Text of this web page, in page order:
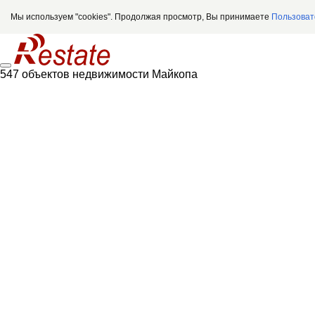
Мы используем "cookies". Продолжая просмотр, Вы принимаете
547 объектов недвижимости Майкопа